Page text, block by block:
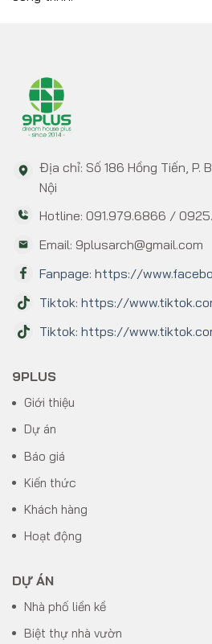
Địa chỉ: Số 186 Hồng Tiến, P.
Nội
Hotline: 091.979.6866 /
Email: 9plusarch@gmail.com
Fanpage: https://
Tiktok: https://
Tiktok: https://
9PLUS
Giới thiệu
Dự án
Báo giá
Kiến thức
Khách hàng
Hoạt động
DỰ ÁN
Nhà phố liền kề
Biệt thự nhà vườn